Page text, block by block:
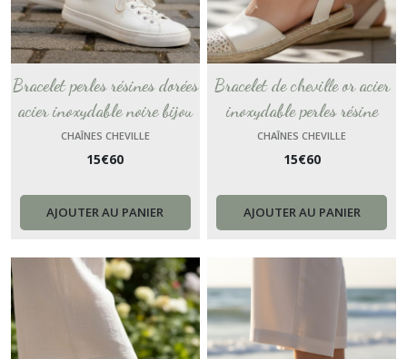
Bracelet perles résines dorées
acier inoxydable noire bijou
de pied plage, chaîne cheville
bohème cadeau pour femme
CHAÎNES CHEVILLE
15€60
AJOUTER AU PANIER
Bracelet de cheville or acier
inoxydable perles résine
blanche bijou de pied plage,
chaîne cheville bohème
France
CHAÎNES CHEVILLE
15€60
AJOUTER AU PANIER